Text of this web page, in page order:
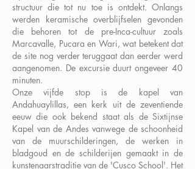
structuur die tot nu toe is ontdekt. Onlangs
werden keramische overblijfselen gevonden
die behoren tot de pre-Inca-cultuur zoals
Marcavalle, Pucara en Wari, wat betekent dat
de site nog verder teruggaat dan eerder werd
aangenomen. De excursie duurt ongeveer 40
minuten.
Onze vijfde stop is de kapel van
Andahuaylillas, een kerk uit de zeventiende
eeuw die ook bekend staat als de Sixtijnse
Kapel van de Andes vanwege de schoonheid
van de muurschilderingen, de werken in
bladgoud en de schilderijen gemaakt in de
kunstenaarstraditie van de 'Cusco School'. Het